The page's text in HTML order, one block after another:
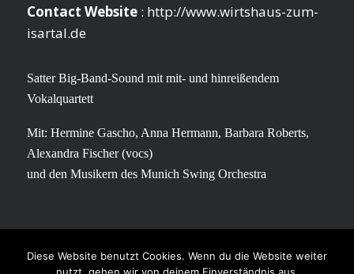
Contact Website : http://www.wirtshaus-zum-
isartal.de
Satter Big-Band-Sound mit mit- und hinreißendem
Vokalquartett
Mit: Hermine Gascho, Anna Hermann, Barbara Roberts,
Alexandra Fischer (vocs)
und den Musikern des Munich Swing Orchestra
ABOUT UPCOMING SHOWS RELEASES BIOS MEDIA
CONTACT
Diese Website benutzt Cookies. Wenn du die Website weiter